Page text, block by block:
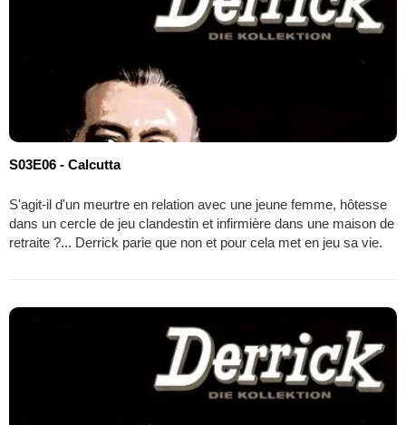
S03E06 - Calcutta
S'agit-il d'un meurtre en relation avec une jeune femme, hôtesse
dans un cercle de jeu clandestin et infirmière dans une maison de
retraite ?... Derrick parie que non et pour cela met en jeu sa vie.